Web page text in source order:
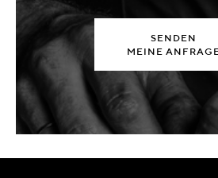
SENDEN
MEINE